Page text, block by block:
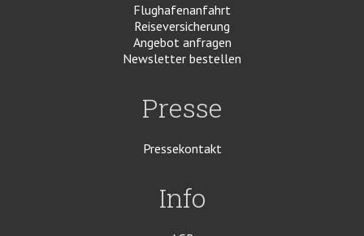
Flughafenanfahrt
Reiseversicherung
Angebot anfragen
Newsletter bestellen
Presse
Pressekontakt
Info